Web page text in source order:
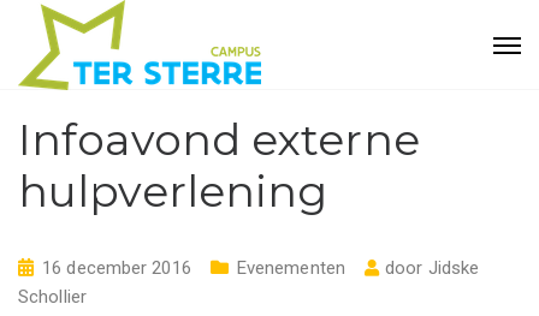
Infoavond externe
hulpverlening
16 december 2016 Evenementen door Jidske
Schollier